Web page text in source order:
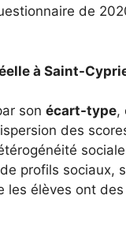
de
à Saint-
son écart-type,
des
profils sociaux,
les élèves ont